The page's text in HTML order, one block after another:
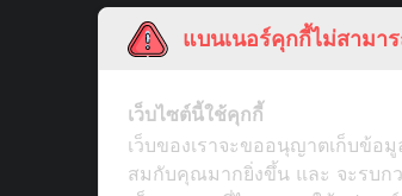
แบนเนอร์คุกกี้ไม่สามา
เว็บไซต์นี้ใช้คุกกี้
เว็บของเราจะขออนุญาตเก็บข้
สมกับคุณมากยิ่งขึ้น และ จะรบก